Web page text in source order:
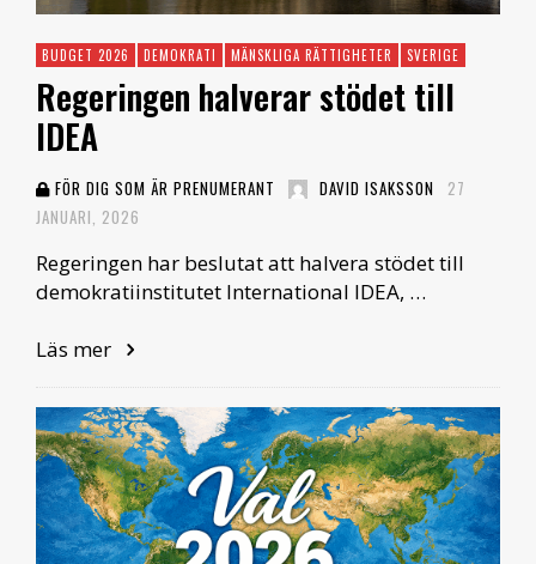
BUDGET 2026 DEMOKRATI MÄNSKLIGA RÄTTIGHETER SVERIGE
Regeringen halverar stödet till
IDEA
FÖR DIG SOM ÄR PRENUMERANT DAVID ISAKSSON
27
JANUARI, 2026
Regeringen har beslutat att halvera stödet till
demokratiinstitutet International IDEA, …
Läs mer